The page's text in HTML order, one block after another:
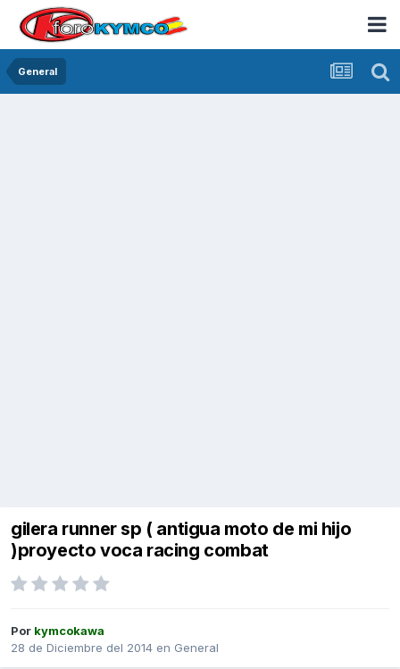
General
gilera runner sp ( antigua moto de mi hijo
)proyecto voca racing combat
Por kymcokawa
28 de Diciembre del 2014 en General